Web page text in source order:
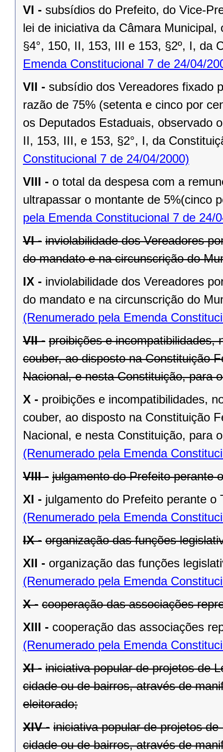
VI - subsídios do Prefeito, do Vice-
lei de iniciativa da Câmara
§4°, 150, II, 153, III e 153, §2º, I, da
Emenda Constitucional 7 de 24/04/
VII - subsídio dos Vereadores fixado
razão de 75% (setenta e cinco por
os Deputados Estaduais, observado
II, 153, III, e 153, §2°, I, da
Constitucional 7 de 24/04/2000)
VIII - o total da despesa com a
ultrapassar o montante de 5%(cinco
pela Emenda Constitucional 7 de 24/
VI - inviolabilidade dos Vereadores
do mandato e na circunscrição do
IX - inviolabilidade dos Vereadores
do mandato e na circunscrição do
(Renumerado pela Emenda
VII - proibições e incompatibilidades,
couber, ao disposto na Constituição
Nacional, e nesta Constituição, para
X - proibições e incompatibilidades,
couber, ao disposto na Constituição
Nacional, e nesta Constituição, para
(Renumerado pela Emenda
VIII - julgamento do Prefeito perante
XI - julgamento do Prefeito perante o
(Renumerado pela Emenda
IX - organização das funções
XII - organização das funções
(Renumerado pela Emenda
X - cooperação das associações
XIII - cooperação das associações
(Renumerado pela Emenda
XI - iniciativa popular de projetos de
cidade ou de bairros, através de
eleitorado;
XIV - iniciativa popular de projetos
cidade ou de bairros, através de